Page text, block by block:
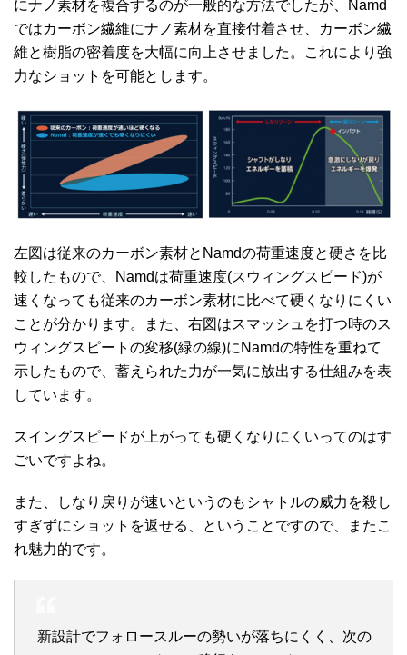
にナノ素材を複合するのが一般的な方法でしたが、Namd
ではカーボン繊維にナノ素材を直接付着させ、カーボン繊
維と樹脂の密着度を大幅に向上させました。これにより強
力なショットを可能とします。
左図は従来のカーボン素材とNamdの荷重速度と硬さを比
較したもので、Namdは荷重速度(スウィングスピード)が
速くなっても従来のカーボン素材に比べて硬くなりにくい
ことが分かります。また、右図はスマッシュを打つ時のス
ウィングスピートの変移(緑の線)にNamdの特性を重ねて
示したもので、蓄えられた力が一気に放出する仕組みを表
しています。
スイングスピードが上がっても硬くなりにくいってのはす
ごいですよね。
また、しなり戻りが速いというのもシャトルの威力を殺し
すぎずにショットを返せる、ということですので、またこ
れ魅力的です。
新設計でフォロースルーの勢いが落ちにくく、次の